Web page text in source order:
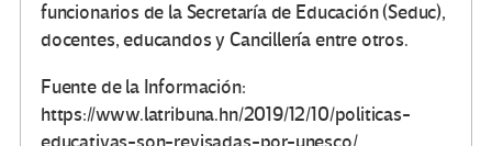
funcionarios de la Secretaría de Educación (Seduc),
docentes, educandos y Cancillería entre otros.
Fuente de la Información:
https://www.latribuna.hn/2019/12/10/politicas-